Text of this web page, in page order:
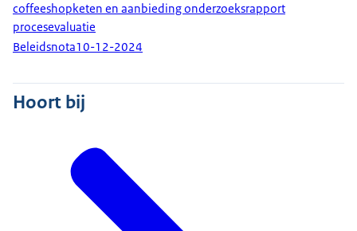
coffeeshopketen en aanbieding onderzoeksrapport
procesevaluatie
Beleidsnota10-12-2024
Hoort bij